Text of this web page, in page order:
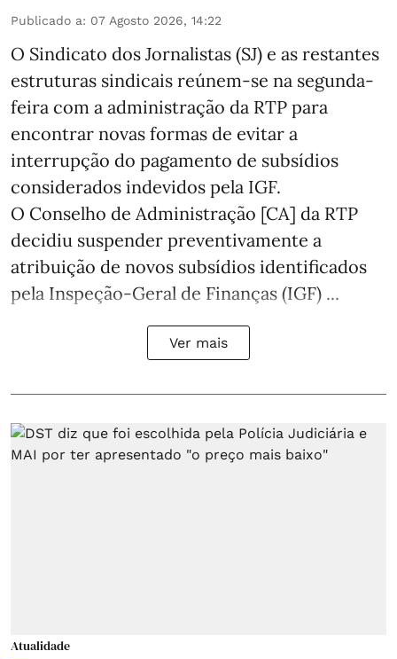
Publicado a: 07 Agosto 2026, 14:22
O Sindicato dos Jornalistas (SJ) e as restantes
estruturas sindicais reúnem-se na segunda-
feira com a administração da RTP para
encontrar novas formas de evitar a
interrupção do pagamento de subsídios
considerados indevidos pela IGF.
O Conselho de Administração [CA] da RTP
decidiu suspender preventivamente a
atribuição de novos subsídios identificados
pela Inspeção-Geral de Finanças (IGF) ...
Ver mais
Atualidade